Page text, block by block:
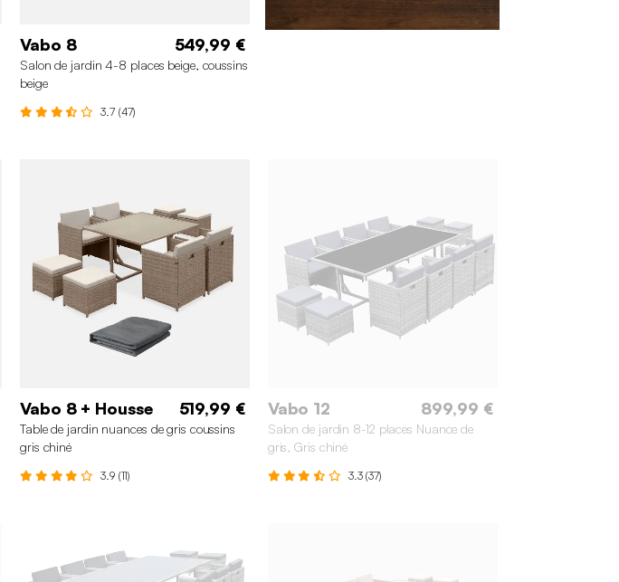
Vabo 8 549,99 €
Salon de jardin 4-8 places beige, coussins
beige
3.7 (47)
Vabo 8 + Housse 519,99 €
Table de jardin nuances de gris coussins
gris chiné
3.9 (11)
Vabo 12 899,99 €
Salon de jardin 8-12 places Nuance de
gris, Gris chiné
3.3 (37)